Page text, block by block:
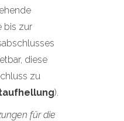
bis zur
diese
zu
).
für die